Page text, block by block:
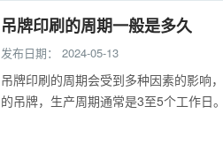
吊牌印刷的周期一般是多久
发布日期： 2024-05-13
吊牌印刷的周期会受到多种因素的影响
的吊牌，生产周期通常是3至5个工作日。